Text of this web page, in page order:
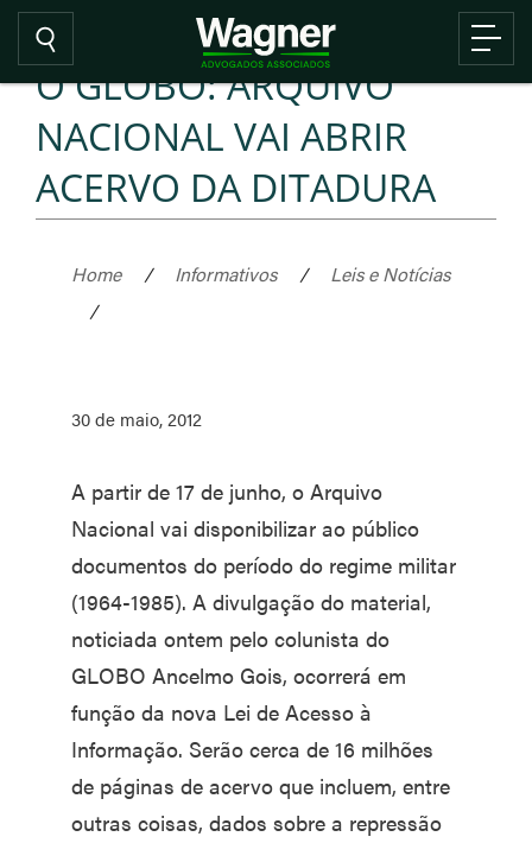
O GLOBO: ARQUIVO
NACIONAL VAI ABRIR
ACERVO DA DITADURA
Home / Informativos /
Leis e Notícias
/
30 de maio, 2012
A partir de 17 de junho, o Arquivo
Nacional vai disponibilizar ao público
documentos do período do regime militar
(1964-1985). A divulgação do material,
noticiada ontem pelo colunista do
GLOBO Ancelmo Gois, ocorrerá em
função da nova Lei de Acesso à
Informação. Serão cerca de 16 milhões
de páginas de acervo que incluem, entre
outras coisas, dados sobre a repressão